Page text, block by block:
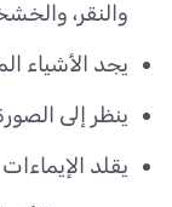
والنقر،
يجد الأشياء
ينظر إلى
يقلد الإيماءات